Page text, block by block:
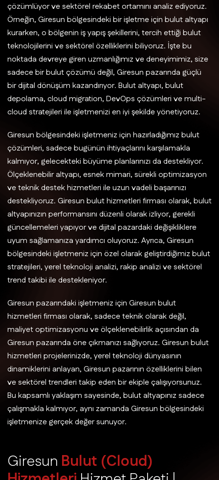
çözümlüyor ve sektörel rekabet ortamını analiz ediyoruz.
Örneğin, Giresun bölgesindeki bir işletme için bulut altyapı
kurarken, o bölgenin iş yapış şekillerini, tercih ettiği bulut
teknolojilerini ve sektörel özelliklerini biliyoruz. İşte bu
noktada devreye giren uzmanlığımız ve deneyimimiz, size
sadece bir bulut çözümü değil, Giresun pazarında güçlü
bir dijital dönüşüm kazandırıyor. Bulut altyapı, bulut
depolama, cloud migration, DevOps çözümleri ve multi-
cloud stratejileri ile işletmenizi en iyi şekilde yönetiyoruz.
Giresun bölgesindeki işletmeniz için hazırladığımız bulut
çözümleri, sadece bugünün ihtiyaçlarını karşılamakla
kalmıyor, gelecekteki büyüme planlarınızı da destekliyor.
Ölçeklenebilir altyapı, esnek mimari, sürekli optimizasyon
ve teknik destek hizmetleri ile uzun vadeli başarınızı
destekliyoruz. Giresun bulut hizmetleri firması olarak, bulut
altyapınızın performansını düzenli olarak izliyor, gerekli
güncellemeleri yapıyor ve dijital pazardaki değişikliklere
uyum sağlamanıza yardımcı oluyoruz. Ayrıca, Giresun
bölgesindeki işletmeniz için özel olarak geliştirdiğimiz bulut
stratejileri, yerel teknoloji analizi, rakip analizi ve sektörel
trend takibi ile destekleniyor.
Giresun pazarındaki işletmeniz için Giresun bulut
hizmetleri firması olarak, sadece teknik olarak değil,
maliyet optimizasyonu ve ölçeklenebilirlik açısından da
Giresun pazarında öne çıkmanızı sağlıyoruz. Giresun bulut
hizmetleri projelerinizde, yerel teknoloji dünyasının
dinamiklerini anlayan, Giresun pazarının özelliklerini bilen
ve sektörel trendleri takip eden bir ekiple çalışıyorsunuz.
Bu kapsamlı yaklaşım sayesinde, bulut altyapınız sadece
çalışmakla kalmıyor, aynı zamanda Giresun bölgesindeki
işletmenize gerçek değer sunuyor.
Giresun Bulut (Cloud)